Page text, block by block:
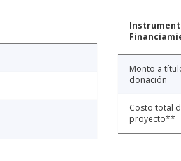
Monto a
donación
Costo total
proyecto**